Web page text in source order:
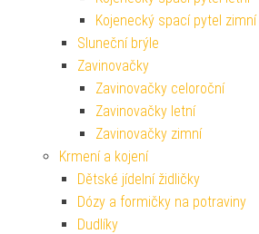
Kojenecký spací pytel zimní
Sluneční brýle
Zavinovačky
Zavinovačky celoroční
Zavinovačky letní
Zavinovačky zimní
Krmení a kojení
Dětské jídelní židličky
Dózy a formičky na potraviny
Dudlíky